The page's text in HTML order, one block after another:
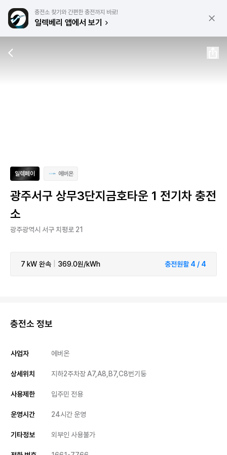
충전소 찾기와 간편한 충전까지 바로!
일렉베리 앱에서 보기
일렉페이 에버온
광주서구 상무3단지금호타운 1 전기차 충전
소
광주광역시 서구 치평로 21
7 kW 완속 369.0원/kWh 충전원활 4 / 4
충전소 정보
사업자 에버온
상세위치 지하2주차장 A7,A8,B7,C8번기둥
사용제한 입주민 전용
운영시간 24시간 운영
기타정보 외부인 사용불가